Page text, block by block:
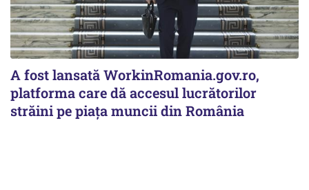
A fost lansată WorkinRomania.gov.ro,
platforma care dă accesul lucrătorilor
străini pe piața muncii din România